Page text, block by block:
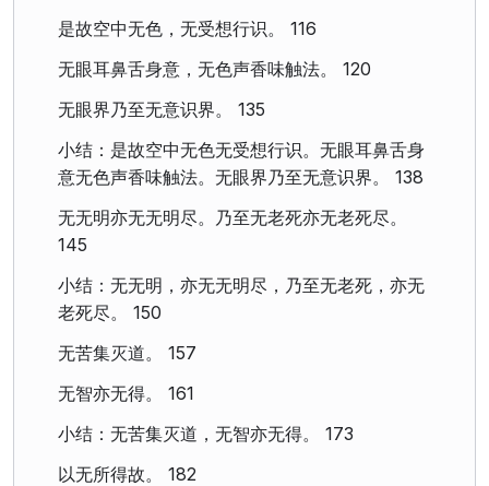
是故空中无色，无受想行识。 116
无眼耳鼻舌身意，无色声香味触法。 120
无眼界乃至无意识界。 135
小结：是故空中无色无受想行识。无眼耳鼻舌身
意无色声香味触法。无眼界乃至无意识界。 138
无无明亦无无明尽。乃至无老死亦无老死尽。
145
小结：无无明，亦无无明尽，乃至无老死，亦无
老死尽。 150
无苦集灭道。 157
无智亦无得。 161
小结：无苦集灭道，无智亦无得。 173
以无所得故。 182